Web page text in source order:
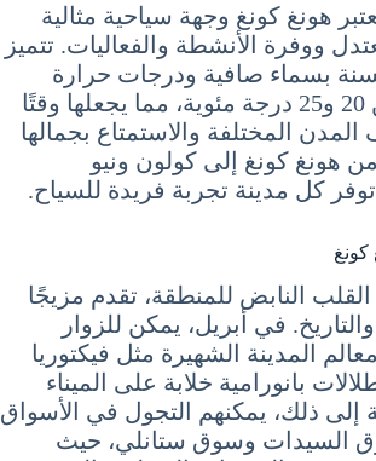
هونغ كونغ وجهة سياحية مثالية
ووفرة الأنشطة والفعاليات. تتميز
بسماء صافية ودرجات حرارة
مريحة تتراوح بين 20 و25 درجة مئوية، مما يجعلها وقتًا
المختلفة والاستمتاع بجمالها
من هونغ كونغ إلى كولون ونيو
توفر كل مدينة تجربة فريدة للسياح.
القلب النابض للمنطقة، تقدم مزيجًا
في أبريل، يمكن للزوار
معالم المدينة الشهيرة مثل فيكتوريا
بانورامية خلابة على الميناء
إلى ذلك، يمكنهم التجول في الأسواق
السيدات وسوق ستانلي، حيث